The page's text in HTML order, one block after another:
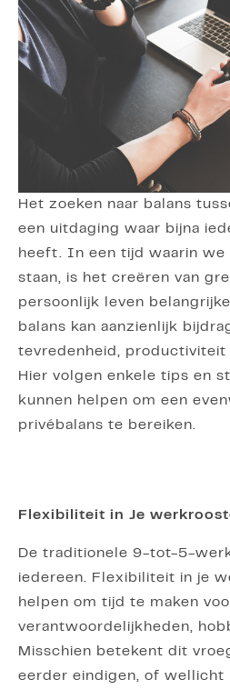
Het zoeken naar balans
een uitdaging waar bijna
heeft. In een tijd waarin we
staan, is het creëren van
persoonlijk leven
balans kan aanzienlijk
tevredenheid, productiviteit
Hier volgen enkele tips en
kunnen helpen om een
privébalans te bereiken.
Flexibiliteit in Je
De traditionele 9-tot-5-
iedereen. Flexibiliteit in je
helpen om tijd te maken
verantwoordelijkheden,
Misschien betekent dit
eerder eindigen, of wellicht